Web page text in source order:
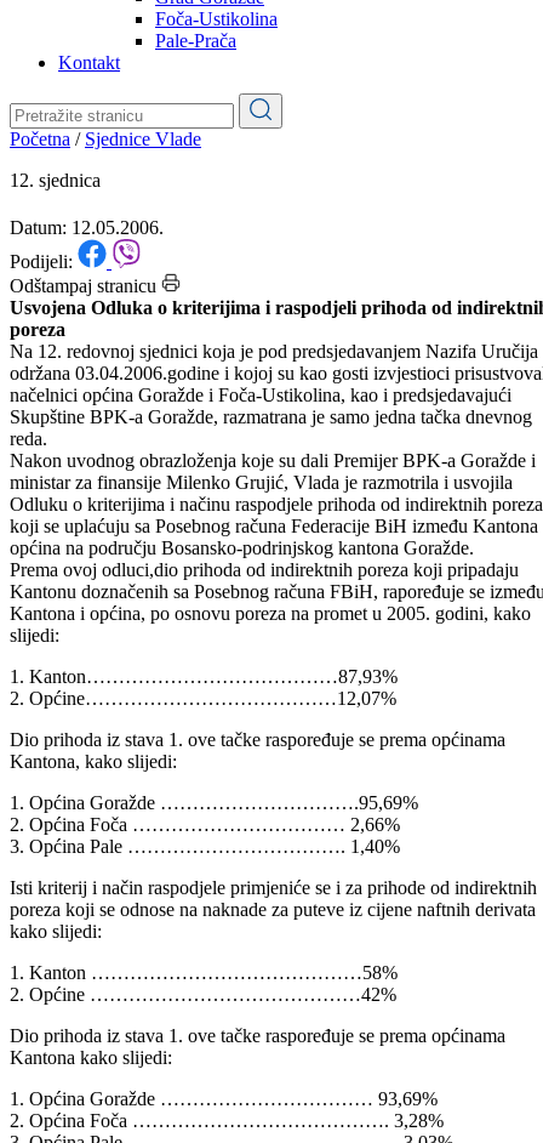
Općine
Pale-Prača
Kontakt
12. sjednica
Datum: 12.05.2006.
Podijeli:
Odštampaj stranicu
Usvojena Odluka o kriterijima i raspodjeli prihoda od
poreza
Na 12. redovnoj sjednici koja je pod predsjedavanjem Nazifa Uručija
održana 03.04.2006.godine i kojoj su kao gosti izvjestioci
načelnici općina Goražde i Foča-Ustikolina, kao i predsjedavajući
Skupštine BPK-a Goražde, razmatrana je samo jedna tačka dnevnog
reda.
Nakon uvodnog obrazloženja koje su dali Premijer BPK-a Goražde i
ministar za finansije Milenko Grujić, Vlada je razmotrila i usvojila
Odluku o kriterijima i načinu raspodjele prihoda od indirektnih poreza
koji se uplaćuju sa Posebnog računa Federacije BiH između Kantona
općina na području Bosansko-podrinjskog kantona Goražde.
Prema ovoj odluci,dio prihoda od indirektnih poreza koji pripadaju
Kantona i općina, po osnovu poreza na promet u 2005. godini, kako
slijedi:
1. Kanton…………………………………87,93%
2. Općine…………………………………12,07%
Dio prihoda iz stava 1. ove tačke raspoređuje se prema općinama
Kantona, kako slijedi:
2. Općina Foča …………………………… 2,66%
3. Općina Pale ……………………………. 1,40%
poreza koji se odnose na naknade za puteve iz cijene naftnih derivata
kako slijedi:
1. Kanton ……………………………………58%
2. Općine ……………………………………42%
Dio prihoda iz stava 1. ove tačke raspoređuje se prema općinama
Kantona kako slijedi: